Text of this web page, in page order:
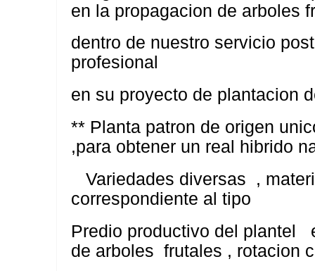
en la propagacion de arboles
dentro de nuestro servicio
profesional
en su proyecto de plantacion
** Planta patron de origen
,para obtener un real hibrido
Variedades diversas ,
correspondiente al tipo
Predio productivo del plantel
de arboles frutales , rotacion